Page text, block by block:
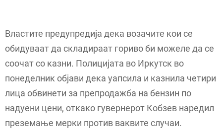
Властите предупредија дека возачите кои се
обидуваат да складираат гориво би можеле да се
соочат со казни. Полицијата во Иркутск во
понеделник објави дека уапсила и казнила четири
лица обвинети за препродажба на бензин по
надуени цени, откако гувернерот Кобзев наредил
преземање мерки против ваквите случаи.